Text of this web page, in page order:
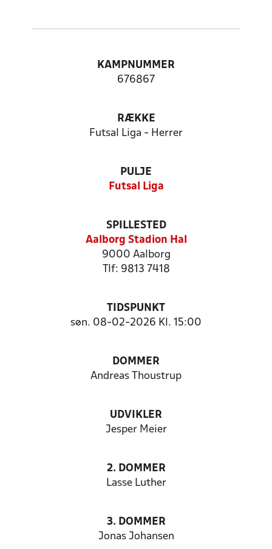
KAMPNUMMER
676867
RÆKKE
Futsal Liga - Herrer
PULJE
Futsal Liga
SPILLESTED
Aalborg Stadion Hal
9000 Aalborg
Tlf: 9813 7418
TIDSPUNKT
søn. 08-02-2026 Kl. 15:00
DOMMER
Andreas Thoustrup
UDVIKLER
Jesper Meier
2. DOMMER
Lasse Luther
3. DOMMER
Jonas Johansen